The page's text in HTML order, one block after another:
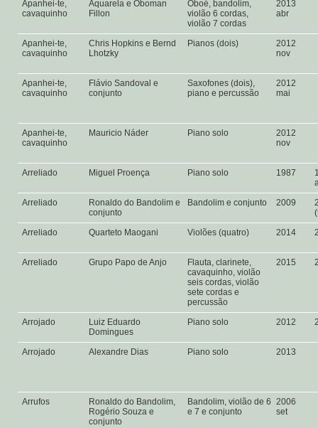
Apanhei-te,
cavaquinho
Aquarela e Oboman
Fillon
Oboé, bandolim,
violão 6 cordas,
violão 7 cordas
2013
abr
Apanhei-te,
cavaquinho
Chris Hopkins e Bernd
Lhotzky
Pianos (dois)
2012
nov
Apanhei-te,
cavaquinho
Flávio Sandoval e
conjunto
Saxofones (dois),
piano e percussão
2012
mai
Apanhei-te,
cavaquinho
Mauricio Náder Piano solo
2012
nov
Arreliado Miguel Proença Piano solo 1987
Arreliado
Ronaldo do Bandolim e
conjunto
Bandolim e conjunto 2009
Arreliado
Quarteto Maogani Violões (quatro) 2014
Arreliado Grupo Papo de Anjo
Flauta, clarinete,
cavaquinho, violão
seis cordas, violão
sete cordas e
percussão
2015
Arrojado
Luiz Eduardo
Domingues
Piano solo 2012
Arrojado Alexandre Dias Piano solo 2013
Arrufos
Ronaldo do Bandolim,
Rogério Souza e
conjunto
Bandolim, violão de 6
e 7 e conjunto
2006
set